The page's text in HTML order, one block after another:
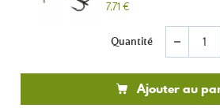
7,71 €
Quantité remove
Ajouter au